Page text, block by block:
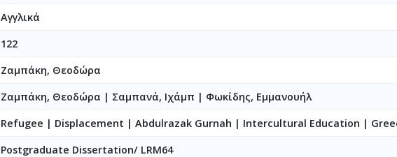
Αγγλικά
122
Ζαμπάκη, Θεοδώρα
Ζαμπάκη, Θεοδώρα | Σαμπανά, Ιχάμπ | Φωκίδης, Εμμανουήλ
Refugee | Displacement | Abdulrazak Gurnah | Intercultural Education |
Postgraduate Dissertation/ LRM64